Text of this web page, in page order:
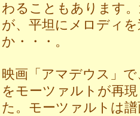
わることもあります
が、平坦にメロディ
か・・・。
映画「アマデウス」
をモーツァルトが再
た。モーツァルトは